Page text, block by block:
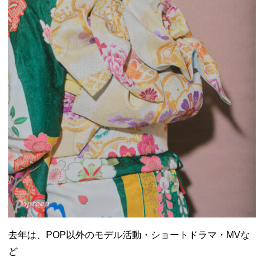
去年は、POP以外のモデル活動・ショートドラマ・MVな
ど